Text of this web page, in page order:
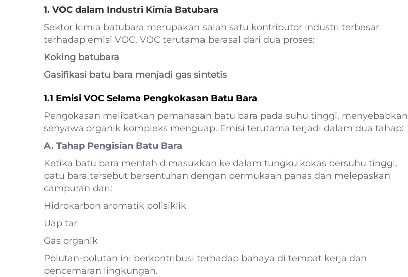
1. VOC dalam Industri Kimia Batubara
Sektor kimia batubara merupakan salah satu kontributor industri terbesar
terhadap emisi VOC. VOC terutama berasal dari dua proses:
Koking batubara
Gasifikasi batu bara menjadi gas sintetis
1.1 Emisi VOC Selama Pengkokasan Batu Bara
Pengokasan melibatkan pemanasan batu bara pada suhu tinggi, menyebabkan
senyawa organik kompleks menguap. Emisi terutama terjadi dalam dua tahap:
A. Tahap Pengisian Batu Bara
Ketika batu bara mentah dimasukkan ke dalam tungku kokas bersuhu tinggi,
batu bara tersebut bersentuhan dengan permukaan panas dan melepaskan
campuran dari:
Hidrokarbon aromatik polisiklik
Uap tar
Gas organik
Polutan-polutan ini berkontribusi terhadap bahaya di tempat kerja dan
pencemaran lingkungan.